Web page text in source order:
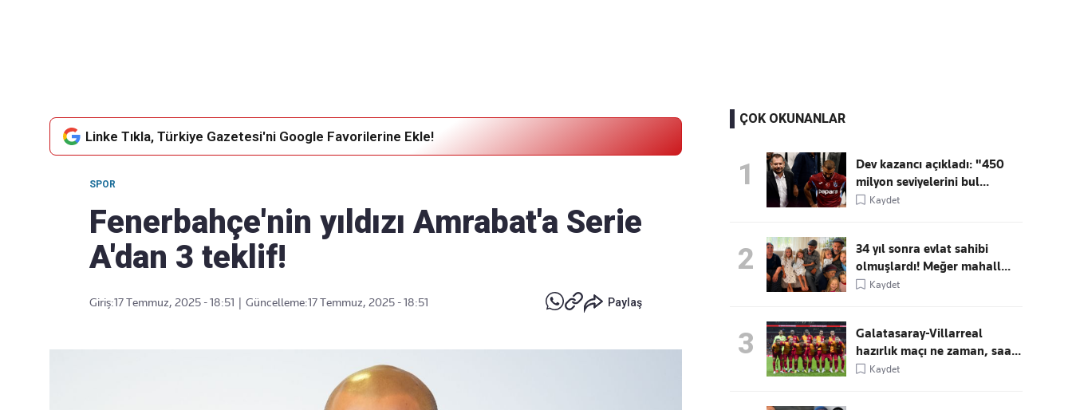
Linke Tıkla, Türkiye Gazetesi'ni Google Favorilerine Ekle!
SPOR
Fenerbahçe'nin yıldızı Amrabat'a Serie
A'dan 3 teklif!
Giriş:17 Temmuz, 2025 - 18:51 Güncelleme:17 Temmuz, 2025 - 18:51 Paylaş
ÇOK OKUNANLAR
1
Dev kazancı açıkladı: "450
milyon seviyelerini bul...
Kaydet
2
34 yıl sonra evlat sahibi
olmuşlardı! Meğer mahall...
Kaydet
3
Galatasaray-Villarreal
hazırlık maçı ne zaman, saa...
Kaydet